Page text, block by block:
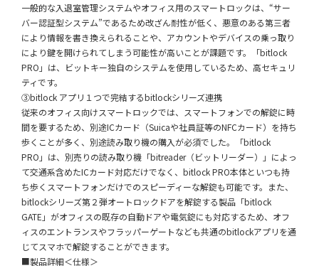
一般的な入退室管理システムやオフィス用のスマートロックは、“サー
バー認証型システム”であるため改ざん耐性が低く、悪意のある第三者
により情報を書き換えられることや、アカウントやデバイスの乗っ取り
により鍵を開けられてしまう可能性が高いことが課題です。「bitlock
PRO」は、ビットキー独自のシステムを使用しているため、高セキュリ
ティです。
③bitlock アプリ１つで完結するbitlockシリーズ連携
従来のオフィス向けスマートロックでは、スマートフォンでの解錠に時
間を要するため、別途ICカード（Suicaや社員証等のNFCカード）を持ち
歩くことが多く、別途読み取り機の購入が必須でした。「bitlock
PRO」は、別売りの読み取り機「bitreader（ビットリーダー）」によっ
て交通系含めたICカード対応だけでなく、bitlock PRO本体といつも持
ち歩くスマートフォンだけでのスピーディーな解錠も可能です。また、
bitlockシリーズ第２弾オートロックドアを解錠する製品「bitlock
GATE」がオフィスの既存の自動ドアや電気錠にも対応するため、オフ
ィスのエントランスやフラッパーゲートなども共通のbitlockアプリを通
じてスマホで解錠することができます。
■製品詳細＜仕様＞